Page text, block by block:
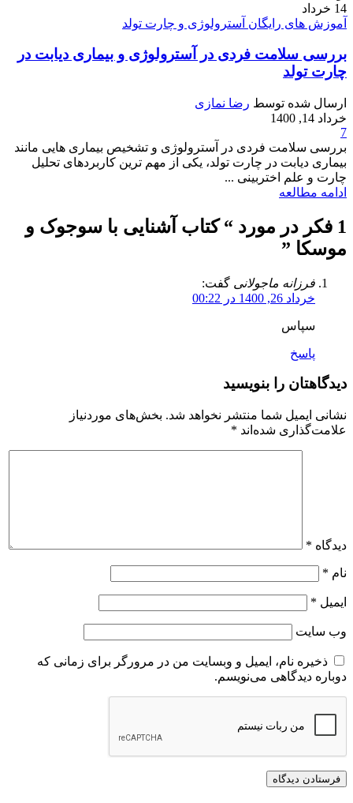
14 خرداد
آموزش های رایگان آسترولوژی و چارت تولد
بررسی سلامت فردی در آسترولوژی و بیماری دیابت در
چارت تولد
ارسال شده توسط رضا نمازی
خرداد 14, 1400
7
بررسی سلامت فردی در آسترولوژی و تشخیص بیماری هایی مانند
بیماری دیابت در چارت تولد، یکی از مهم ترین کاربردهای تحلیل
چارت و علم اختربینی ...
ادامه مطالعه
1 فکر در مورد “
کتاب آشنایی با سوجوک و
موسکا ”
فرزانه ماجولانی گفت:
خرداد 26, 1400 در 00:22
سپاس
پاسخ
دیدگاهتان را بنویسید
نشانی ایمیل شما منتشر نخواهد شد. بخش‌های موردنیاز
علامت‌گذاری شده‌اند *
دیدگاه *
نام *
ایمیل *
وب‌ سایت
ذخیره نام، ایمیل و وبسایت من در مرورگر برای زمانی که
دوباره دیدگاهی می‌نویسم.